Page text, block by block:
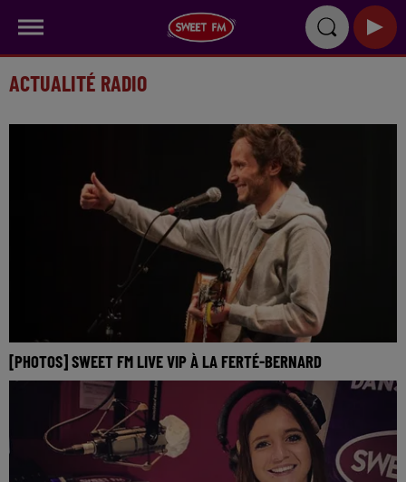
ACTUALITÉ RADIO
[PHOTOS] SWEET FM LIVE VIP À LA FERTÉ-BERNARD